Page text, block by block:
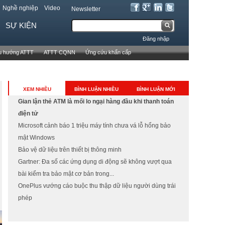
Newsletter
B
i
u
ẫ
t
T
m
k
ế
m
Đăng nhập
Nghề nghiệp Video
SỰ KIỆN
hướng ATTT ATTT CQNN Ứng cứu khẩn cấp
XEM NHIỀU BÌNH LUẬN NHIỀU BÌNH LUẬN MỚI
Gian lận thẻ ATM là mối lo ngại hàng đầu khi thanh toán
điện tử
Microsoft cảnh báo 1 triệu máy tính chưa vá lỗ hổng bảo
mật Windows
Bảo vệ dữ liệu trên thiết bị thông minh
Gartner: Đa số các ứng dụng di động sẽ không vượt qua
bài kiểm tra bảo mật cơ bản trong...
OnePlus vướng cáo buộc thu thập dữ liệu người dùng trái
phép